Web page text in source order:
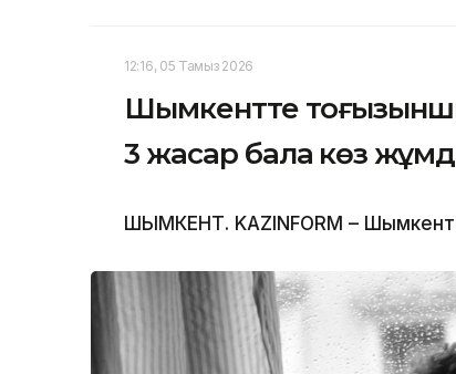
12:16, 05 Тамыз 2026
Шымкентте
3 жасар бала көз
ШЫМКЕНТ. KAZINFORM –